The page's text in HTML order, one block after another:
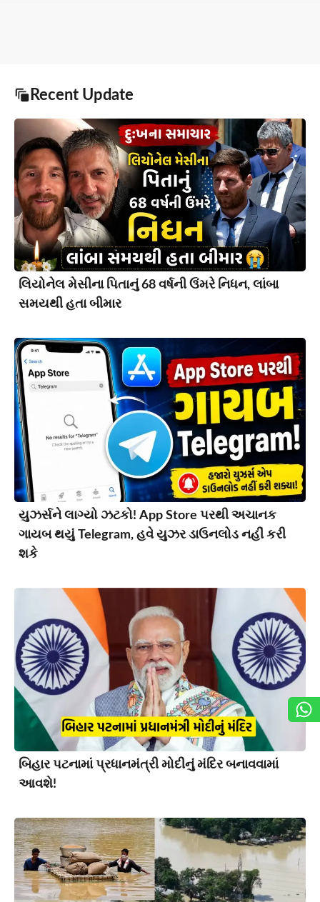
Recent Update
લિયોનેલ મેસીના પિતાનું 68 વર્ષની ઉંમરે નિધન, લાંબા
સમયથી હતા બીમાર
યુઝર્સને લાગ્યો ઝટકો! App Store પરથી અચાનક
ગાયબ થયું Telegram, હવે યુઝર ડાઉનલોડ નહીં કરી
શકે
બિહાર પટનામાં પ્રધાનમંત્રી મોદીનું મંદિર બનાવવામાં
આવશે!